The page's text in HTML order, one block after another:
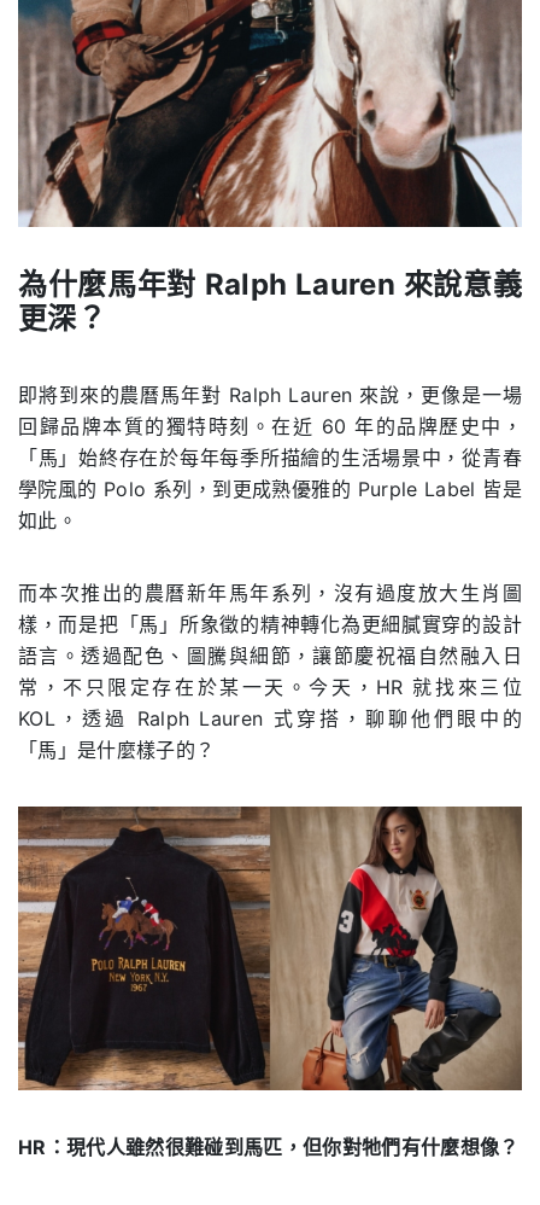
為什麼馬年對 Ralph Lauren 來說意義
更深？
即將到來的農曆馬年對 Ralph Lauren 來說，更像是一場
回歸品牌本質的獨特時刻。在近 60 年的品牌歷史中，
「馬」始終存在於每年每季所描繪的生活場景中，從青春
學院風的 Polo 系列，到更成熟優雅的 Purple Label 皆是
如此。
而本次推出的農曆新年馬年系列，沒有過度放大生肖圖
樣，而是把「馬」所象徵的精神轉化為更細膩實穿的設計
語言。透過配色、圖騰與細節，讓節慶祝福自然融入日
常，不只限定存在於某一天。今天，HR 就找來三位
KOL，透過 Ralph Lauren 式穿搭，聊聊他們眼中的
「馬」是什麼樣子的？
HR：現代人雖然很難碰到馬匹，但你對牠們有什麼想像？